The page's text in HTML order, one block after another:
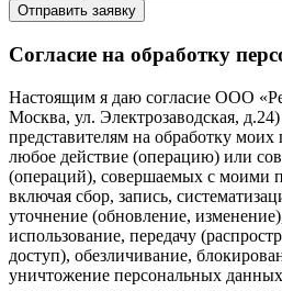
Согласие на обработку
Настоящим я даю согласие ООО
Москва, ул. Электрозаводская,
представителям на обработку
любое действие (операцию) или
(операций), совершаемых с моими
включая сбор, запись,
уточнение (обновление,
использование, передачу
доступ), обезличивание,
уничтожение персональных